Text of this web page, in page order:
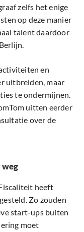
zelfs het enige
op deze manier
talent daardoor
en
uitbreiden, maar
te ondermijnen.
uitten eerder
over de
heeft
Zo zouden
start-ups buiten
moet